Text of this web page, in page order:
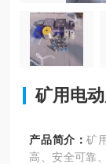
矿用电
产品简介：矿
高、安全可靠